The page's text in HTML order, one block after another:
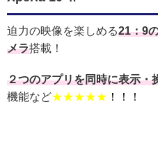
迫力の映像を楽しめる21：9
メラ搭載！
２つのアプリを同時に表示・
機能など★★★★★ ！！！